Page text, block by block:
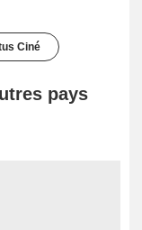
Ciné
pays